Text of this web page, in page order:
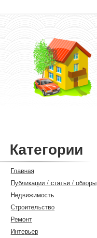
Категории
Главная
Публикации / статьи / обзоры
Недвижимость
Строительство
Ремонт
Интерьер